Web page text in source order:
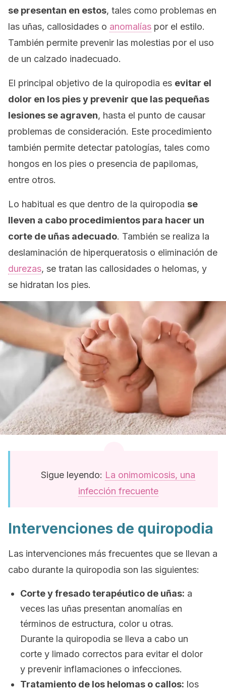
se presentan en estos, tales como problemas en
las uñas, callosidades o anomalías por el estilo.
También permite prevenir las molestias por el uso
de un calzado inadecuado.
El principal objetivo de la quiropodia es evitar el
dolor en los pies y prevenir que las pequeñas
lesiones se agraven, hasta el punto de causar
problemas de consideración. Este procedimiento
también permite detectar patologías, tales como
hongos en los pies o presencia de papilomas,
entre otros.
Lo habitual es que dentro de la quiropodia se
lleven a cabo procedimientos para hacer un
corte de uñas adecuado. También se realiza la
deslaminación de hiperqueratosis o eliminación de
durezas, se tratan las callosidades o helomas, y
se hidratan los pies.
Sigue leyendo: La onimomicosis, una
infección frecuente
Intervenciones de quiropodia
Las intervenciones más frecuentes que se llevan a
cabo durante la quiropodia son las siguientes:
Corte y fresado terapéutico de uñas: a
veces las uñas presentan anomalías en
términos de estructura, color u otras.
Durante la quiropodia se lleva a cabo un
corte y limado correctos para evitar el dolor
y prevenir inflamaciones o infecciones.
Tratamiento de los helomas o callos: los